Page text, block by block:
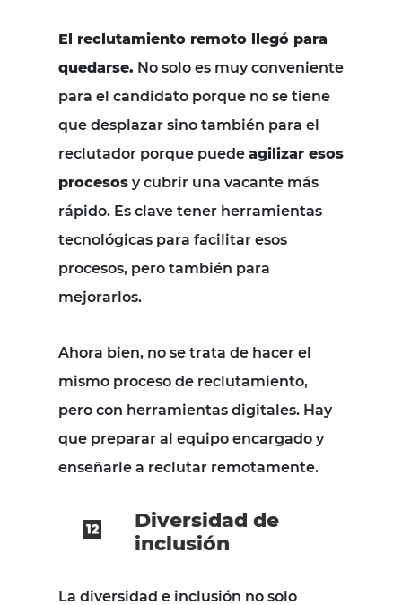
El reclutamiento remoto llegó para
quedarse. No solo es muy conveniente
para el candidato porque no se tiene
que desplazar sino también para el
reclutador porque puede agilizar esos
procesos y cubrir una vacante más
rápido. Es clave tener herramientas
tecnológicas para facilitar esos
procesos, pero también para
mejorarlos.
Ahora bien, no se trata de hacer el
mismo proceso de reclutamiento,
pero con herramientas digitales. Hay
que preparar al equipo encargado y
enseñarle a reclutar remotamente.
Diversidad de
inclusión
La diversidad e inclusión no solo